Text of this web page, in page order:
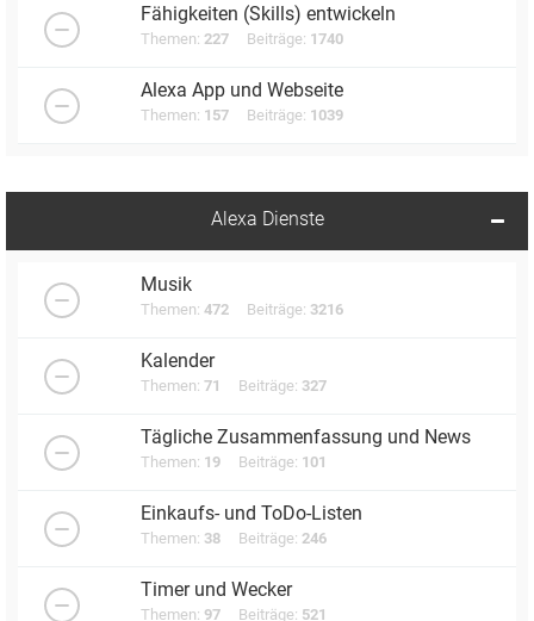
Fähigkeiten (Skills) entwickeln
Themen: 227 Beiträge: 1740
Alexa App und Webseite
Themen: 157 Beiträge: 1039
Alexa Dienste
Musik
Themen: 472 Beiträge: 3216
Kalender
Themen: 71 Beiträge: 327
Tägliche Zusammenfassung und News
Themen: 19 Beiträge: 101
Einkaufs- und ToDo-Listen
Themen: 38 Beiträge: 246
Timer und Wecker
Themen: 97 Beiträge: 521